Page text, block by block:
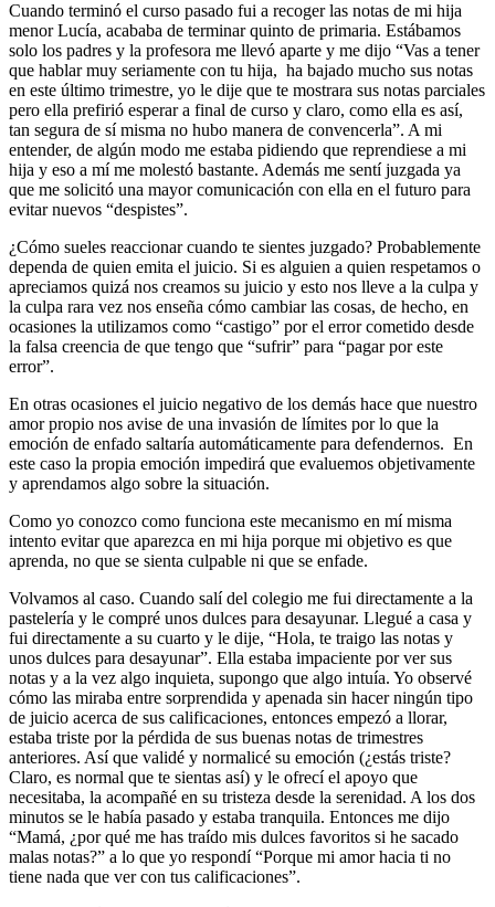
Cuando terminó el curso pasado fui a recoger las notas de mi hija
menor Lucía, acababa de terminar quinto de primaria. Estábamos
solo los padres y la profesora me llevó aparte y me dijo “Vas a tener
que hablar muy seriamente con tu hija, ha bajado mucho sus notas
en este último trimestre, yo le dije que te mostrara sus notas parciales
pero ella prefirió esperar a final de curso y claro, como ella es así,
tan segura de sí misma no hubo manera de convencerla”. A mi
entender, de algún modo me estaba pidiendo que reprendiese a mi
hija y eso a mí me molestó bastante. Además me sentí juzgada ya
que me solicitó una mayor comunicación con ella en el futuro para
evitar nuevos “despistes”.
¿Cómo sueles reaccionar cuando te sientes juzgado? Probablemente
dependa de quien emita el juicio. Si es alguien a quien respetamos o
apreciamos quizá nos creamos su juicio y esto nos lleve a la culpa y
la culpa rara vez nos enseña cómo cambiar las cosas, de hecho, en
ocasiones la utilizamos como “castigo” por el error cometido desde
la falsa creencia de que tengo que “sufrir” para “pagar por este
error”.
En otras ocasiones el juicio negativo de los demás hace que nuestro
amor propio nos avise de una invasión de límites por lo que la
emoción de enfado saltaría automáticamente para defendernos. En
este caso la propia emoción impedirá que evaluemos objetivamente
y aprendamos algo sobre la situación.
Como yo conozco como funciona este mecanismo en mí misma
intento evitar que aparezca en mi hija porque mi objetivo es que
aprenda, no que se sienta culpable ni que se enfade.
Volvamos al caso. Cuando salí del colegio me fui directamente a la
pastelería y le compré unos dulces para desayunar. Llegué a casa y
fui directamente a su cuarto y le dije, “Hola, te traigo las notas y
unos dulces para desayunar”. Ella estaba impaciente por ver sus
notas y a la vez algo inquieta, supongo que algo intuía. Yo observé
cómo las miraba entre sorprendida y apenada sin hacer ningún tipo
de juicio acerca de sus calificaciones, entonces empezó a llorar,
estaba triste por la pérdida de sus buenas notas de trimestres
anteriores. Así que validé y normalicé su emoción (¿estás triste?
Claro, es normal que te sientas así) y le ofrecí el apoyo que
necesitaba, la acompañé en su tristeza desde la serenidad. A los dos
minutos se le había pasado y estaba tranquila. Entonces me dijo
“Mamá, ¿por qué me has traído mis dulces favoritos si he sacado
malas notas?” a lo que yo respondí “Porque mi amor hacia ti no
tiene nada que ver con tus calificaciones”.